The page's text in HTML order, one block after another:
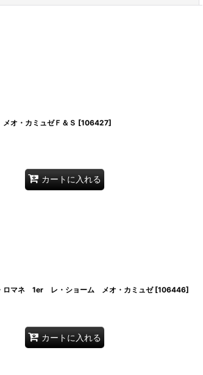
オ・カミュゼＦ＆Ｓ [106427]
カートに入れる
ロマネ 1er レ・ショーム メオ・カミュゼ [106446]
カートに入れる